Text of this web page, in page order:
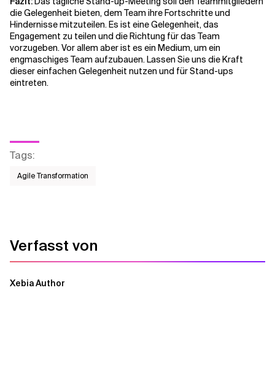
die Gelegenheit bieten, dem Team ihre Fortschritte und
Hindernisse mitzuteilen. Es ist eine Gelegenheit, das
Engagement zu teilen und die Richtung für das Team
vorzugeben. Vor allem aber ist es ein Medium, um ein
engmaschiges Team aufzubauen. Lassen Sie uns die Kraft
dieser einfachen Gelegenheit nutzen und für Stand-ups
eintreten.
Tags:
Agile Transformation
Verfasst von
Xebia Author